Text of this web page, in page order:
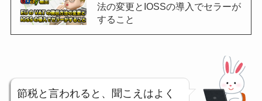
法の変更とIOSSの導入でセラーが
すること
節税と言われると、聞こえはよく